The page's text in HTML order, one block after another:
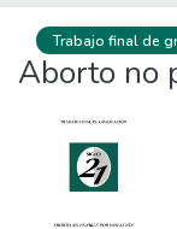
Trabajo final de
Aborto no